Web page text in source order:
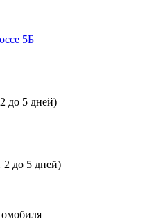
5Б
до 5 дней)
2 до 5 дней)